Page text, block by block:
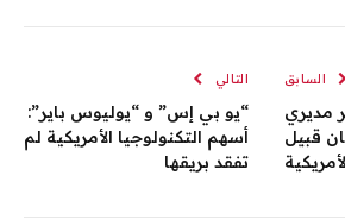
السابق
مديري
قبيل
التالي
“يو بي إس” و “يوليوس باير”:
أسهم التكنولوجيا الأمريكية لم
تفقد بريقها